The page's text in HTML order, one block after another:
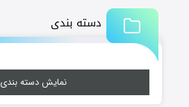
دسته بندی
نمایش دسته بندی